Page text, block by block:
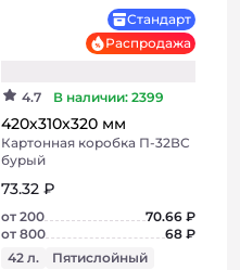
Стандарт
Распродажа
4.7 В наличии: 2399
420х310х320 мм
Картонная коробка П-32ВС
бурый
73.32 ₽
от 200
70.66 ₽
от 800
68 ₽
42 л.
Пятислойный